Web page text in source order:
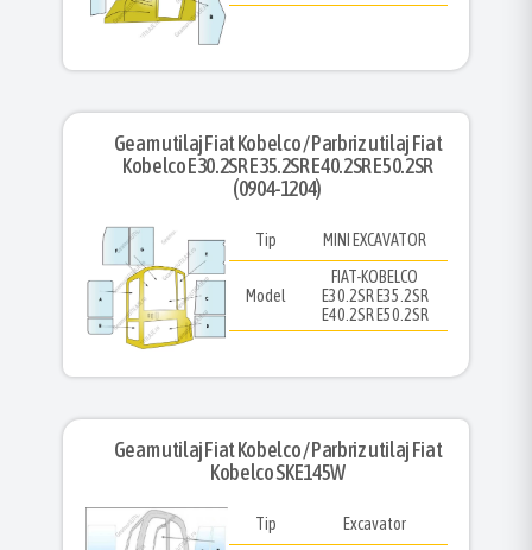
Geam utilaj Fiat Kobelco / Parbriz utilaj Fiat
Kobelco E30.2SR E35.2SR E40.2SR E50.2SR
(0904-1204)
Tip MINI EXCAVATOR
Model
FIAT-KOBELCO
E30.2SR E35.2SR
E40.2SR E50.2SR
Geam utilaj Fiat Kobelco / Parbriz utilaj Fiat
Kobelco SKE145W
Tip Excavator